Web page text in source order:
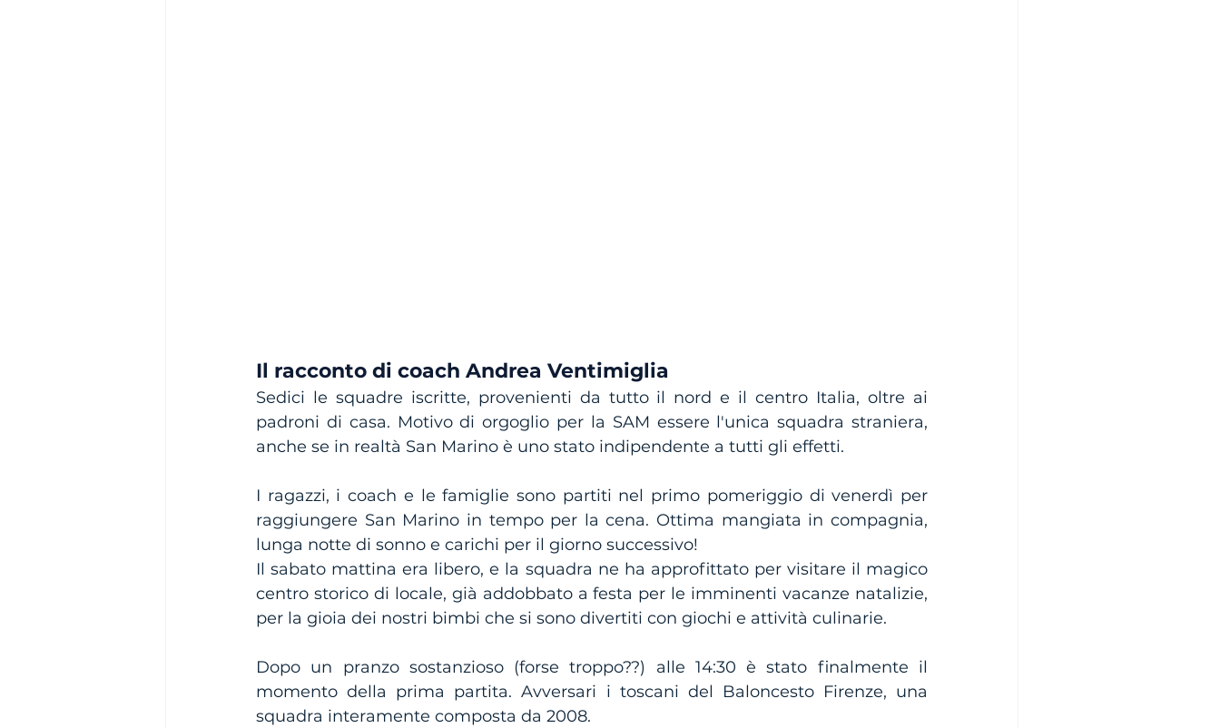
Il racconto di coach Andrea Ventimiglia
Sedici le squadre iscritte, provenienti da tutto il nord e il centro Italia, oltre ai
padroni di casa. Motivo di orgoglio per la SAM essere l'unica squadra straniera,
anche se in realtà San Marino è uno stato indipendente a tutti gli effetti.
I ragazzi, i coach e le famiglie sono partiti nel primo pomeriggio di venerdì per
raggiungere San Marino in tempo per la cena. Ottima mangiata in compagnia,
lunga notte di sonno e carichi per il giorno successivo!
Il sabato mattina era libero, e la squadra ne ha approfittato per visitare il magico
centro storico di locale, già addobbato a festa per le imminenti vacanze natalizie,
per la gioia dei nostri bimbi che si sono divertiti con giochi e attività culinarie.
Dopo un pranzo sostanzioso (forse troppo??) alle 14:30 è stato finalmente il
momento della prima partita. Avversari i toscani del Baloncesto Firenze, una
squadra interamente composta da 2008.